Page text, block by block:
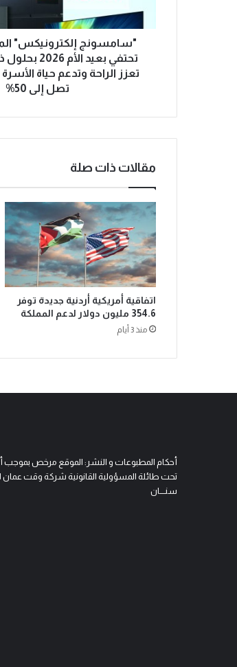
"سامسونج إلكترونيكس"
تحتفي بعيد
تعزز الراحة وتدعم حياة
تصل إلى 50%
مقالات ذات صلة
اتفاقية أمريكية أردنية جديدة توفر
354.6 مليون دولار لدعم المملكة
منذ 3 أيام
أحكام المطبوعات و النشر: الموقع مرخص بموجب
تحت طائلة المسؤولية القانونية شركة وقت عمان
سنــــان